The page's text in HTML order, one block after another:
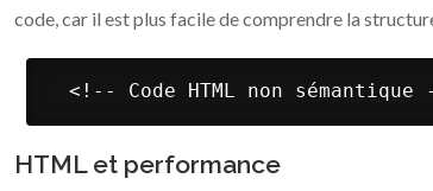
code, car il est plus facile de comprendre la
<!-- Code HTML non
HTML et performance